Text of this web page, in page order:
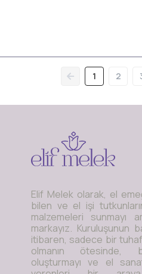
1 2
Elif Melek olarak, el
bilen ve el işi
malzemeleri sunmayı
markayız. Kuruluşunun
itibaren, sadece bir
olmanın ötesinde,
oluşturmayı ve el